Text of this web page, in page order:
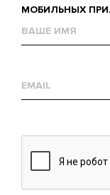
МОБИЛЬНЫХ
mail